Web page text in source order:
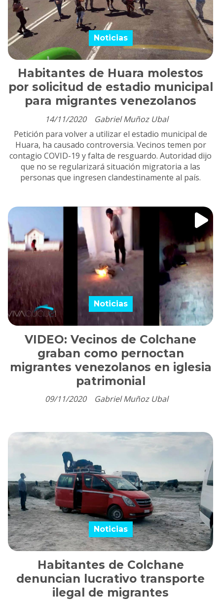
Habitantes de Huara molestos
por solicitud de estadio municipal
para migrantes venezolanos
Gabriel Muñoz Ubal
Noticias
14/11/2020
Petición para volver a utilizar el estadio municipal de
Huara, ha causado controversia. Vecinos temen por
contagio COVID-19 y falta de resguardo. Autoridad dijo
que no se regularizará situación migratoria a las
personas que ingresen clandestinamente al país.
VIDEO: Vecinos de Colchane
graban como pernoctan
migrantes venezolanos en iglesia
patrimonial
Gabriel Muñoz Ubal
Noticias
09/11/2020
Habitantes de Colchane
denuncian lucrativo transporte
ilegal de migrantes
Noticias